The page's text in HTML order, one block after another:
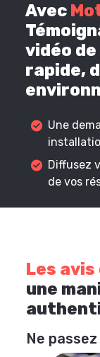
Avec
vidéo
rapide,
Une
Diffusez
de vos
Les
une
Ne